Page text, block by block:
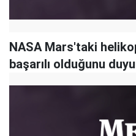
NASA Mars'taki
başarılı olduğunu